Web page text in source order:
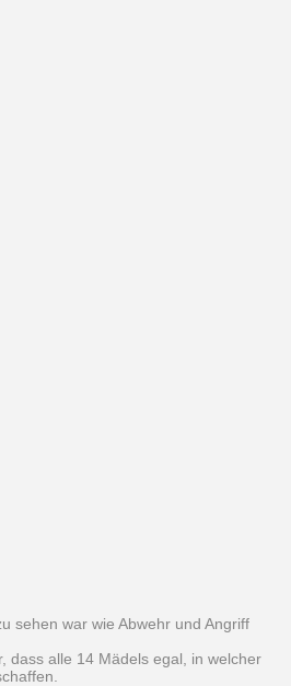
sehen war wie Abwehr und Angriff
dass alle 14 Mädels egal, in welcher